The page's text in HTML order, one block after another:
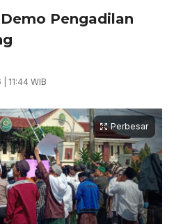
Pengadilan
11:44 WIB
Perbesar